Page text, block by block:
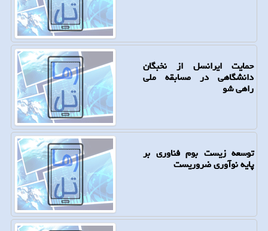
حمایت ایرانسل از نخبگان
دانشگاهی در مسابقه ملی
راهی شو
توسعه زیست بوم فناوری بر
پایه نوآوری ضروریست